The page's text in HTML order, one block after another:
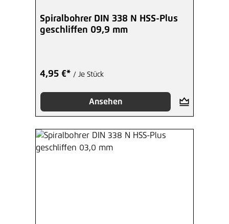
Spiralbohrer DIN 338 N HSS-Plus
geschliffen 09,9 mm
4,95 €* / Je Stück
Ansehen